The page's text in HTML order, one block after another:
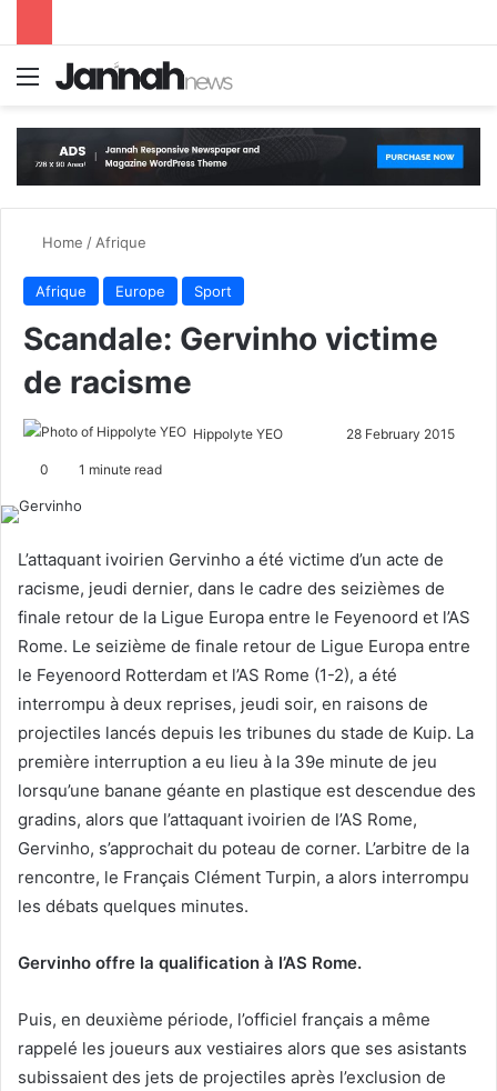
Menu
Home / Afrique
Afrique Europe Sport
Scandale: Gervinho victime
de racisme
Hippolyte YEO
w
o
n
X
n
e
m
i
28 February 2015
0 1 minute read
L’attaquant ivoirien Gervinho a été victime d’un acte de
racisme, jeudi dernier, dans le cadre des seizièmes de
finale retour de la Ligue Europa entre le Feyenoord et l’AS
Rome. Le seizième de finale retour de Ligue Europa entre
le Feyenoord Rotterdam et l’AS Rome (1-2), a été
interrompu à deux reprises, jeudi soir, en raisons de
projectiles lancés depuis les tribunes du stade de Kuip. La
première interruption a eu lieu à la 39e minute de jeu
lorsqu’une banane géante en plastique est descendue des
gradins, alors que l’attaquant ivoirien de l’AS Rome,
Gervinho, s’approchait du poteau de corner. L’arbitre de la
rencontre, le Français Clément Turpin, a alors interrompu
les débats quelques minutes.
Gervinho offre la qualification à l’AS Rome.
Puis, en deuxième période, l’officiel français a même
rappelé les joueurs aux vestiaires alors que ses asistants
subissaient des jets de projectiles après l’exclusion de